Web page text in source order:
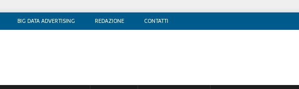
BIG DATA ADVERTISING REDAZIONE CONTATTI